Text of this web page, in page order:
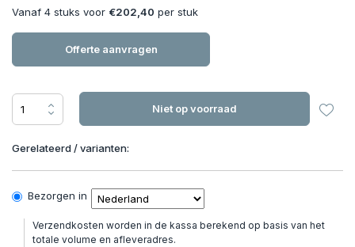
Vanaf 4 stuks voor €202,40 per stuk
Offerte aanvragen
Niet op voorraad
Gerelateerd / varianten:
Bezorgen in
Verzendkosten worden in de kassa berekend op basis van het
totale volume en afleveradres.